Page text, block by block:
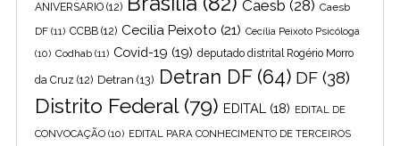
ANIVERSARIO (12) Caesb (28) Caesb
DF (11) CCBB (12) Cecilia Peixoto (21) Cecília Peixoto Psicóloga
(10) Codhab (11) Covid-19 (19) deputado distrital Rogério Morro
da Cruz (12) Detran (13) Detran DF(64) DF (38)
Distrito Federal(79) EDITAL (18) EDITAL DE
CONVOCAÇÃO (10) EDITAL PARA CONHECIMENTO DE TERCEIROS